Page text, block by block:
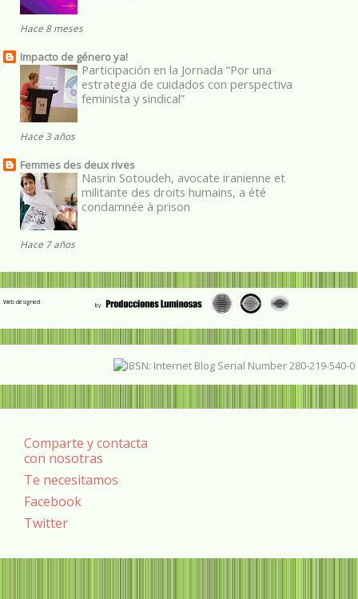
Hace 8 meses
Impacto de género ya!
Participación en la Jornada “Por una
estrategia de cuidados con perspectiva
feminista y sindical”
Hace 3 años
Femmes des deux rives
Nasrin Sotoudeh, avocate iranienne et
militante des droits humains, a été
condamnée à prison
Hace 7 años
Web designed
Comparte y contacta
con nosotras
Te necesitamos
Facebook
Twitter